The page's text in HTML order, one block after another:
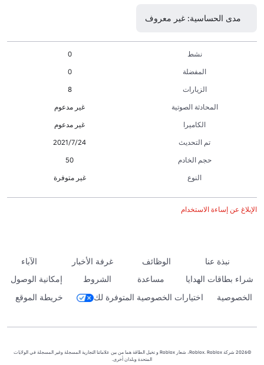
مدى الحساسية: غير معروف
نشط
0
المفضلة
0
الزيارات
8
المحادثة الصوتية
غير مدعوم
الكاميرا
غير مدعوم
تم التحديث
24‏/7‏/2021
حجم الخادم
50
النوع
غير متوفرة
الإبلاغ عن إساءة الاستخدام
نبذة عنا الوظائف غرفة الأخبار
الآباء
شراء بطاقات الهدايا
مساعدة الشروط
إمكانية الوصول
الخصوصية
اختيارات الخصوصية المتوفرة لك خريطة الموقع
©2026 شركة Roblox. Roblox، شعار Roblox و تخيل الطاقة هما من بين علاماتنا التجارية المسجلة وغير المسجلة في الولايات
المتحدة وبلدان أخرى.